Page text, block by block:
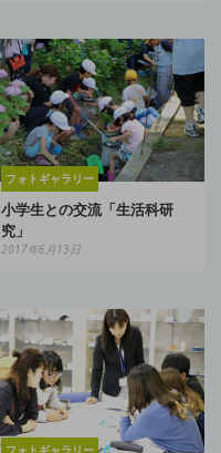
フォトギャラリー
小学生との交流「生活科研
究」
2017年6月13日
フォトギャラリー